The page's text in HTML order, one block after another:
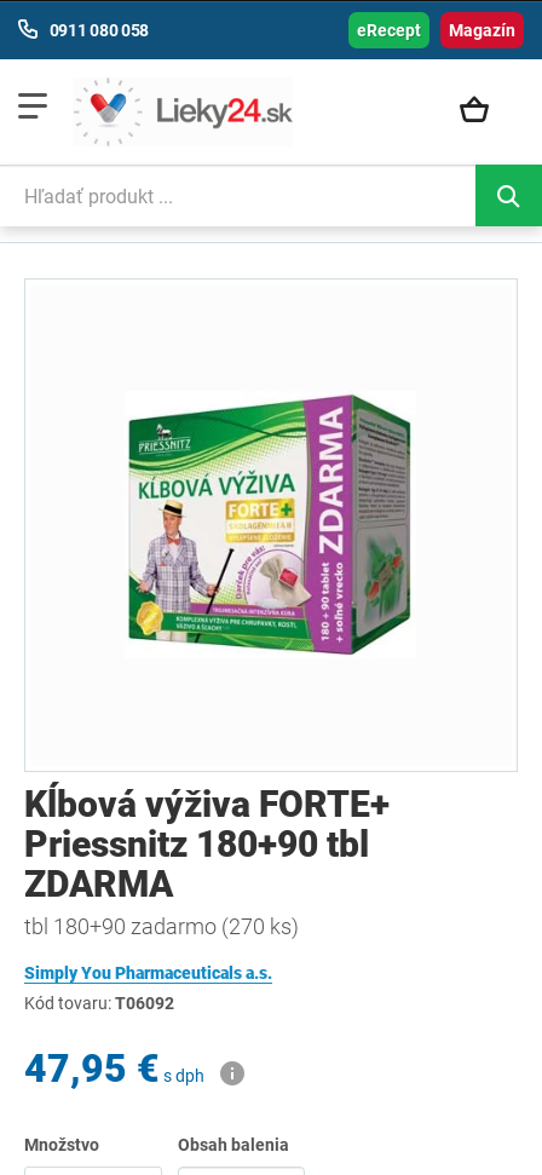
Magazín
0911 080 058 eRecept
Kĺbová výživa FORTE+
Priessnitz 180+90 tbl
ZDARMA
tbl 180+90 zadarmo (270 ks)
Simply You Pharmaceuticals a.s.
Kód tovaru:T06092
47,95 € s dph
Množstvo Obsah balenia